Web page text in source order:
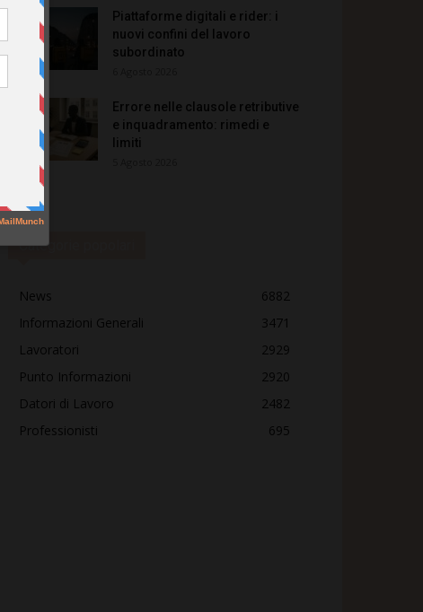
Piattaforme digitali e rider: i
nuovi confini del lavoro
subordinato
Errore nelle clausole retributive
e inquadramento: rimedi e
limiti
Categorie popolari
News
6882
Informazioni Generali
3471
Lavoratori
2929
Punto Informazioni
2920
Datori di Lavoro
2482
Professionisti
695